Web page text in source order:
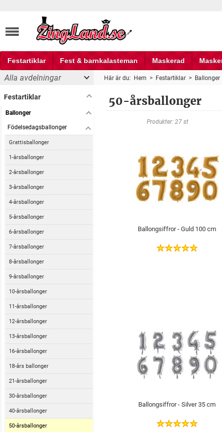
Festartiklar Fest & barnkalasteman Maskerad
Fest och partyprylar
Alla avdelningar Här är du: Hem > Festartiklar > Ballonger
50-årsballonger
Festartiklar
Ballonger
Födelsedagsballonger
Grattisballonger
1-årsballonger
2-årsballonger
3-årsballonger
4-årsballonger
5-årsballonger
6-årsballonger
7-årsballonger
8-årsballonger
9-årsballonger
10-årsballonger
11-årsballonger
12-årsballonger
13-årsballonger
16-årsballonger
18-års ballonger
21-årsballonger
30-årsballonger
40-årsballonger
50-årsballonger
Produkter: 27 st
Ballongsiffror - Guld 100 cm
Ballongsiffror - Silver 35 cm